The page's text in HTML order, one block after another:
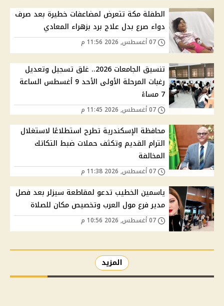
الطفلة مكة تتعرض لمضاعفات خطيرة بعد صرف
دواء صرع بدل علاج برد بزهراء المعادي
تنسيق الجامعات 2026.. غلق تسجيل وتعديل
رغبات المرحلة الأولى الأحد 9 أغسطس الساعة
7 مساءً
محافظة الإسكندرية تطرح استطلاعًا لاستغلال
الترام القديم وتكثف حملات ضبط التكاتك
المخالفة
ياسمين الخطيب تدعو لمقاطعة سيزلر بعد فصل
مدير فرع مول العرب وتخصيص مكان للصلاة
المزيد